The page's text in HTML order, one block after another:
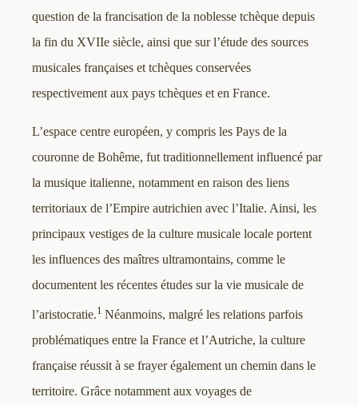
question de la francisation de la noblesse tchèque depuis
la fin du XVIIe siècle, ainsi que sur l’étude des sources
musicales françaises et tchèques conservées
respectivement aux pays tchèques et en France.
L’espace centre européen, y compris les Pays de la
couronne de Bohême, fut traditionnellement influencé par
la musique italienne, notamment en raison des liens
territoriaux de l’Empire autrichien avec l’Italie. Ainsi, les
principaux vestiges de la culture musicale locale portent
les influences des maîtres ultramontains, comme le
documentent les récentes études sur la vie musicale de
l’aristocratie.1 Néanmoins, malgré les relations parfois
problématiques entre la France et l’Autriche, la culture
française réussit à se frayer également un chemin dans le
territoire. Grâce notamment aux voyages de